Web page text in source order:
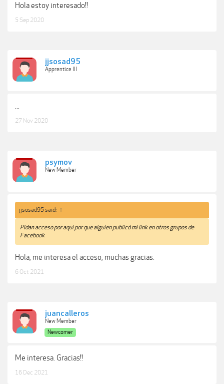
Hola estoy interesado!!
5 Sep 2020
jjsosad95
Apprentice III
...
27 Nov 2020
psymov
New Member
jjsosad95 said: ↑
Pidan acceso por aqui por que alguien publicó mi link en otros grupos de
Facebook
Hola, me interesa el acceso, muchas gracias.
6 Oct 2021
juancalleros
New Member
Newcomer
Me interesa. Gracias!!
16 Dec 2021